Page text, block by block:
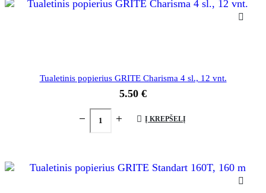
Tualetinis popierius GRITE Charisma 4 sl., 12 vnt.
5.50 €
Į KREPŠELĮ